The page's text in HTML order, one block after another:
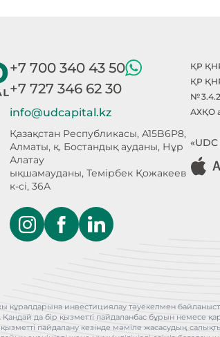
+7 700 340 43 50
+7 727 346 62 30
info@udcapital.kz
Қазақстан Республикасы, A15B6P8,
Алматы, қ. Бостандық ауданы, Нұр
Алатау
ықшамауданы, Темірбек Қожакеев
к-сі, 36А
ҚР
ҚР
№
АХҚО
құралдарына инвестициялау тәуекелмен
Қандай да бір қызметті пайдаланбас бұрын
қызметті пайдалану кезінде мәміле жасасудың